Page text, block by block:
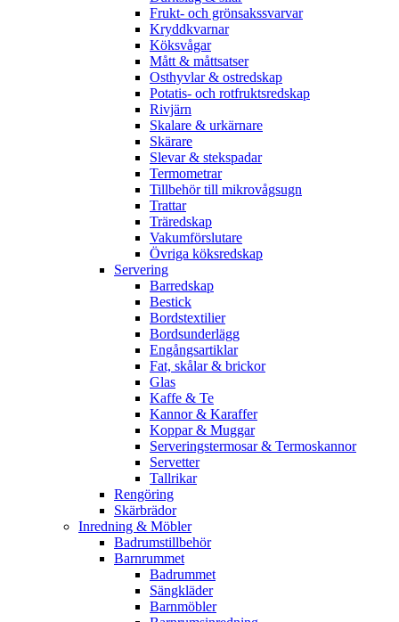
Frukt- och grönsakssvarvar
Kryddkvarnar
Köksvågar
Mått & måttsatser
Osthyvlar & ostredskap
Potatis- och rotfruktsredskap
Rivjärn
Skalare & urkärnare
Skärare
Slevar & stekspadar
Termometrar
Tillbehör till mikrovågsugn
Trattar
Träredskap
Vakumförslutare
Övriga köksredskap
Servering
Barredskap
Bestick
Bordstextilier
Bordsunderlägg
Engångsartiklar
Fat, skålar & brickor
Glas
Kaffe & Te
Kannor & Karaffer
Koppar & Muggar
Serveringstermosar & Termoskannor
Servetter
Tallrikar
Rengöring
Skärbrädor
Inredning & Möbler
Badrumstillbehör
Barnrummet
Badrummet
Sängkläder
Barnmöbler